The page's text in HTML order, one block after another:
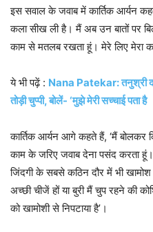
इस सवाल के जवाब में कार्तिक आर्यन
कला सीख ली है। मैं अब उन बातों पर
काम से मतलब रखता हूं। मेरे लिए मेरा
ये भी पढ़ें : Nana Patekar: तनुश्री
तोड़ी चुप्पी, बोलें- ‘मुझे मेरी सच्चाई पता है
कार्तिक आर्यन आगे कहते हैं, ‘मैं बोलकर
काम के जरिए जवाब देना पसंद करता
जिंदगी के सबसे कठिन दौर में भी
अच्छी चीजें हों या बुरी मैं चुप रहने की
को खामोशी से निपटाया है’।